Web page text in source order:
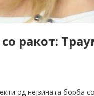
ракот:
од нејзината борба